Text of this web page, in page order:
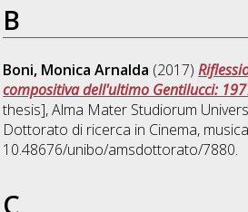
B
Boni, Monica Arnalda (2017)
compositiva dell'ultimo Gentilucci:
thesis], Alma Mater Studiorum
Dottorato di ricerca in Cinema,
10.48676/unibo/amsdottorato/7880.
C